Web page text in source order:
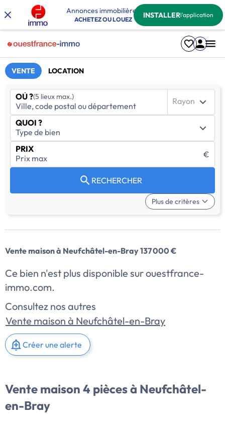
Annonces immobilières
ACHETEZ OU LOUEZ INSTALLERl'application
VENTE LOCATION
OÙ ?(5 lieux max.) Rayon
QUOI ?
PRIX
€
RECHERCHER
Plus de critères
Vente maison à Neufchâtel-en-Bray 137 000 €
Ce bien n'est plus disponible sur ouestfrance-
immo.com.
Consultez nos autres
Vente maison à Neufchâtel-en-Bray
Créer une alerte
Vente maison 4 pièces à Neufchâtel-
en-Bray